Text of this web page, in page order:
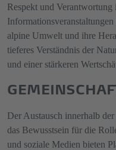
Respekt und
alpine Umwelt und ihre
tieferes Verständnis der
und einer stärkeren
Der Austausch innerhalb
das Bewusstsein für die
und soziale Medien bieten